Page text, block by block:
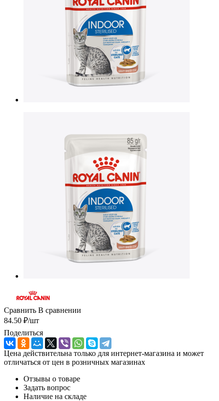
Сравнить В сравнении
84.50 ₽/шт
Поделиться
Цена действительна только для интернет-магазина и может
отличаться от цен в розничных магазинах
Отзывы о товаре
Задать вопрос
Наличие на складе